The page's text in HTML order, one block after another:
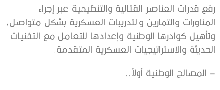
رفع قدرات العناصر القتالية والتنظيمية عبر إجراء
المناورات والتمارين والتدريبات العسكرية بشكل متواصل،
وتأهيل كوادرها الوطنية وإعدادها للتعامل مع التقنيات
الحديثة والاستراتيجيات العسكرية المتقدمة.
– المصالح الوطنية أولاً..